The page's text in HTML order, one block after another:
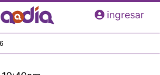
Pasar
al
principal
ingresar